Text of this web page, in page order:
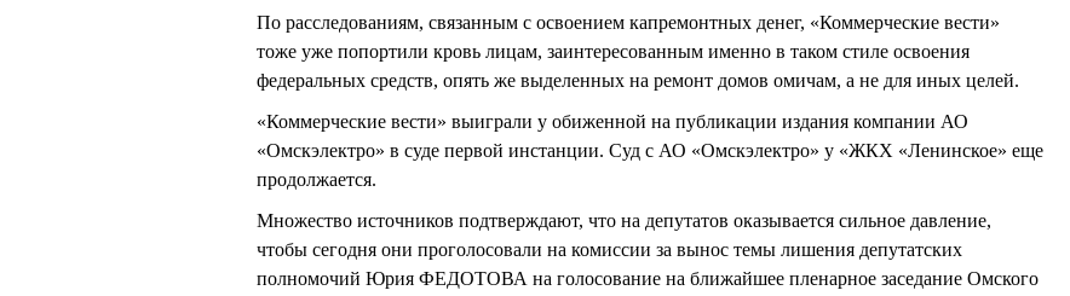
По расследованиям, связанным с освоением капремонтных денег, «Коммерческие вести»
тоже уже попортили кровь лицам, заинтересованным именно в таком стиле освоения
федеральных средств, опять же выделенных на ремонт домов омичам, а не для иных целей.
«Коммерческие вести» выиграли у обиженной на публикации издания компании АО
«Омскэлектро» в суде первой инстанции. Суд с АО «Омскэлектро» у «ЖКХ «Ленинское» еще
продолжается.
Множество источников подтверждают, что на депутатов оказывается сильное давление,
чтобы сегодня они проголосовали на комиссии за вынос темы лишения депутатских
полномочий Юрия ФЕДОТОВА на голосование на ближайшее пленарное заседание Омского